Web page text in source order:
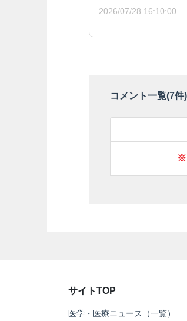
2026/07/28 16:10:00
コメント一覧(7件)
※
サイトTOP
医学・医療ニュース（一覧）